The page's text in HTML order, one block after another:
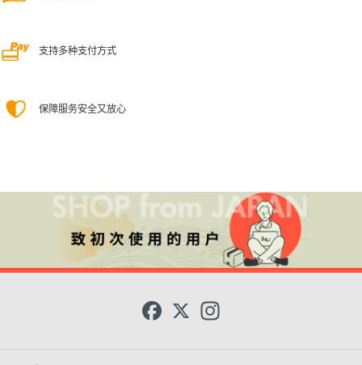
支持多种支付方式
保障服务安全又放心
X